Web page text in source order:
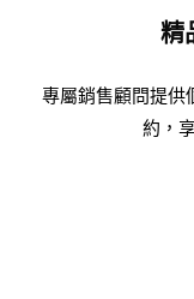
精
專屬銷售顧問提供
約，